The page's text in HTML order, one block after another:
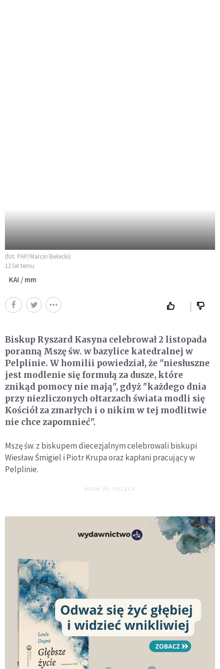
(fot. PAP/Marcin Bielecki)
12 lat temu
KAI / mm
Biskup Ryszard Kasyna celebrował 2 listopada
poranną Mszę św. w bazylice katedralnej w
Pelplinie. W homilii powiedział, że "niesłuszne
jest modlenie się formułą za dusze, które
znikąd pomocy nie mają", gdyż "każdego dnia
przy niezliczonych ołtarzach świata modli się
Kościół za zmarłych i o nikim w tej modlitwie
nie chce zapomnieć".
Mszę św. z biskupem diecezjalnym celebrowali biskupi
Wiesław Śmigiel i Piotr Krupa oraz kapłani pracujący w
Pelplinie.
DEON.PL POLECA